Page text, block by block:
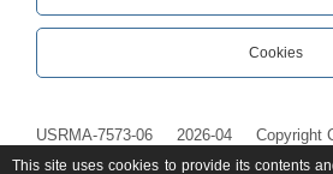
Cookies
USRMA-7573-06 2026-04 Copyright
This site uses cookies to provide its contents